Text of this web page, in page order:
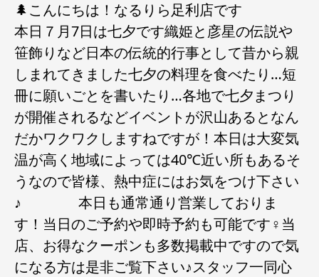
🌲こんにちは！なるりら足利店です
本日７月7日は七夕です織姫と彦星の伝説や
笹飾りなど日本の伝統的行事として昔から親
しまれてきました七夕の料理を食べたり…短
冊に願いごとを書いたり…各地で七夕まつり
が開催されるなどイベントが沢山あるとなん
だかワクワクしますねですが！本日は大変気
温が高く地域によっては40℃近い所もあるそ
うなので皆様、熱中症にはお気をつけ下さい
♪ 本日も通常通り営業しておりま
す！当日のご予約や即時予約も可能です‍♀️当
店、お得なクーポンも多数掲載中ですので気
になる方は是非ご覧下さい♪スタッフ一同心